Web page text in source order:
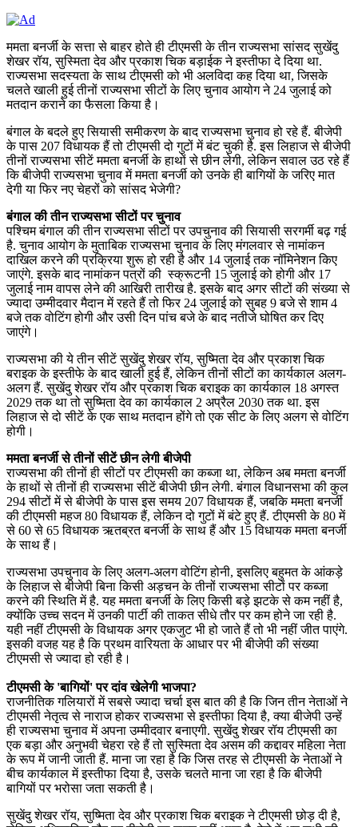
ममता बनर्जी के सत्ता से बाहर होते ही टीएमसी के तीन राज्यसभा सांसद सुखेंदु
शेखर रॉय, सुस्मिता देव और प्रकाश चिक बड़ाईक ने इस्तीफा दे दिया था.
राज्यसभा सदस्यता के साथ टीएमसी को भी अलविदा कह दिया था, जिसके
चलते खाली हुई तीनों राज्यसभा सीटों के लिए चुनाव आयोग ने 24 जुलाई को
मतदान कराने का फैसला किया है।
बंगाल के बदले हुए सियासी समीकरण के बाद राज्यसभा चुनाव हो रहे हैं. बीजेपी
के पास 207 विधायक हैं तो टीएमसी दो गुटों में बंट चुकी है. इस लिहाज से बीजेपी
तीनों राज्यसभा सीटें ममता बनर्जी के हाथों से छीन लेगी, लेकिन सवाल उठ रहे हैं
कि बीजेपी राज्यसभा चुनाव में ममता बनर्जी को उनके ही बागियों के जरिए मात
देगी या फिर नए चेहरों को सांसद भेजेगी?
बंगाल की तीन राज्यसभा सीटों पर चुनाव
पश्चिम बंगाल की तीन राज्यसभा सीटों पर उपचुनाव की सियासी सरगर्मी बढ़ गई
है. चुनाव आयोग के मुताबिक राज्यसभा चुनाव के लिए मंगलवार से नामांकन
दाखिल करने की प्रक्रिया शुरू हो रही है और 14 जुलाई तक नॉमिनेशन किए
जाएंगे. इसके बाद नामांकन पत्रों की स्क्रूटनी 15 जुलाई को होगी और 17
जुलाई नाम वापस लेने की आखिरी तारीख है. इसके बाद अगर सीटों की संख्या से
ज्यादा उम्मीदवार मैदान में रहते हैं तो फिर 24 जुलाई को सुबह 9 बजे से शाम 4
बजे तक वोटिंग होगी और उसी दिन पांच बजे के बाद नतीजे घोषित कर दिए
जाएंगे।
राज्यसभा की ये तीन सीटें सुखेंदु शेखर रॉय, सुष्मिता देव और प्रकाश चिक
बराइक के इस्तीफे के बाद खाली हुई हैं, लेकिन तीनों सीटों का कार्यकाल अलग-
अलग हैं. सुखेंदु शेखर रॉय और प्रकाश चिक बराइक का कार्यकाल 18 अगस्त
2029 तक था तो सुष्मिता देव का कार्यकाल 2 अप्रैल 2030 तक था. इस
लिहाज से दो सीटें के एक साथ मतदान होंगे तो एक सीट के लिए अलग से वोटिंग
होगी।
ममता बनर्जी से तीनों सीटें छीन लेगी बीजेपी
राज्यसभा की तीनों ही सीटों पर टीएमसी का कब्जा था, लेकिन अब ममता बनर्जी
के हाथों से तीनों ही राज्यसभा सीटें बीजेपी छीन लेगी. बंगाल विधानसभा की कुल
294 सीटों में से बीजेपी के पास इस समय 207 विधायक हैं, जबकि ममता बनर्जी
की टीएमसी महज 80 विधायक हैं, लेकिन दो गुटों में बंटे हुए हैं. टीएमसी के 80 में
से 60 से 65 विधायक ऋतब्रत बनर्जी के साथ हैं और 15 विधायक ममता बनर्जी
के साथ हैं।
राज्यसभा उपचुनाव के लिए अलग-अलग वोटिंग होनी, इसलिए बहुमत के आंकड़े
के लिहाज से बीजेपी बिना किसी अड़चन के तीनों राज्यसभा सीटों पर कब्जा
करने की स्थिति में है. यह ममता बनर्जी के लिए किसी बड़े झटके से कम नहीं है,
क्योंकि उच्च सदन में उनकी पार्टी की ताकत सीधे तौर पर कम होने जा रही है.
यही नहीं टीएमसी के विधायक अगर एकजुट भी हो जाते हैं तो भी नहीं जीत पाएंगे.
इसकी वजह यह है कि प्रथम वारियता के आधार पर भी बीजेपी की संख्या
टीएमसी से ज्यादा हो रही है।
टीएमसी के 'बागियों' पर दांव खेलेगी भाजपा?
राजनीतिक गलियारों में सबसे ज्यादा चर्चा इस बात की है कि जिन तीन नेताओं ने
टीएमसी नेतृत्व से नाराज होकर राज्यसभा से इस्तीफा दिया है, क्या बीजेपी उन्हें
ही राज्यसभा चुनाव में अपना उम्मीदवार बनाएगी. सुखेंदु शेखर रॉय टीएमसी का
एक बड़ा और अनुभवी चेहरा रहे हैं तो सुस्मिता देव असम की कद्दावर महिला नेता
के रूप में जानी जाती हैं. माना जा रहा है कि जिस तरह से टीएमसी के नेताओं ने
बीच कार्यकाल में इस्तीफा दिया है, उसके चलते माना जा रहा है कि बीजेपी
बागियों पर भरोसा जता सकती है।
सुखेंदु शेखर रॉय, सुष्मिता देव और प्रकाश चिक बराइक ने टीएमसी छोड़ दी है,